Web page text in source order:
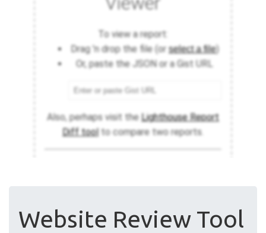
Website Review Tool